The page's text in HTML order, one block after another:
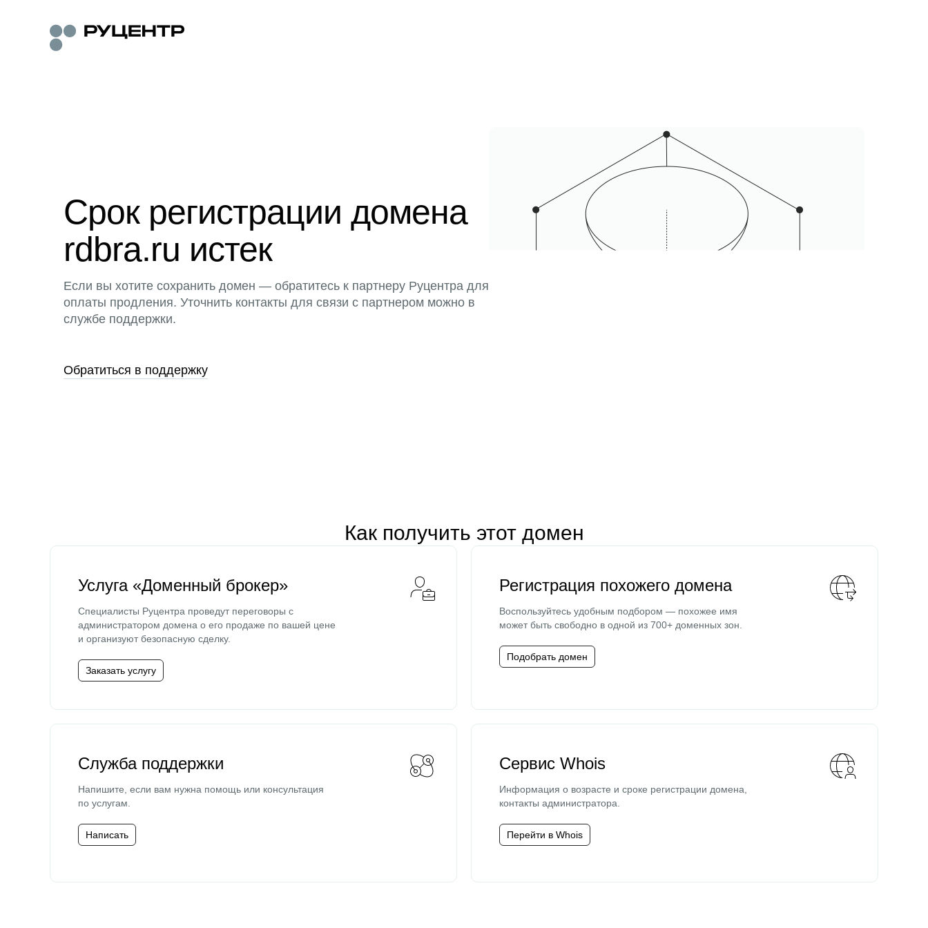
Срок регистрации домена
rdbra.ru истек
Если вы хотите сохранить домен — обратитесь к партнеру Руцентра для
оплаты продления. Уточнить контакты для связи с партнером можно в
службе поддержки.
Обратиться в поддержку
Как получить этот домен
Услуга «Доменный брокер»
Специалисты Руцентра проведут переговоры с
администратором домена о его продаже по вашей цене
и организуют безопасную сделку.
Заказать услугу
Регистрация похожего домена
Воспользуйтесь удобным подбором — похожее имя
может быть свободно в одной из 700+ доменных зон.
Подобрать домен
Служба поддержки
Напишите, если вам нужна помощь или консультация
по услугам.
Написать
Сервис Whois
Информация о возрасте и сроке регистрации домена,
контакты администратора.
Перейти в Whois